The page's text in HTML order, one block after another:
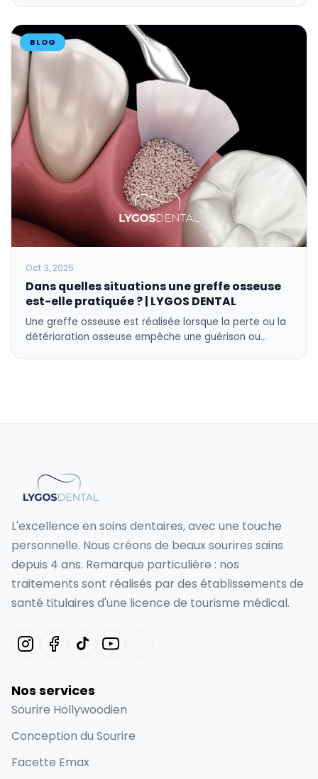
BLOG
Oct 3, 2025
Dans quelles situations une greffe osseuse
est-elle pratiquée ? | LYGOS DENTAL
Une greffe osseuse est réalisée lorsque la perte ou la
détérioration osseuse empêche une guérison ou…
L'excellence en soins dentaires, avec une touche
personnelle. Nous créons de beaux sourires sains
depuis 4 ans. Remarque particulière : nos
traitements sont réalisés par des établissements de
santé titulaires d'une licence de tourisme médical.
Nos services
Sourire Hollywoodien
Conception du Sourire
Facette Emax